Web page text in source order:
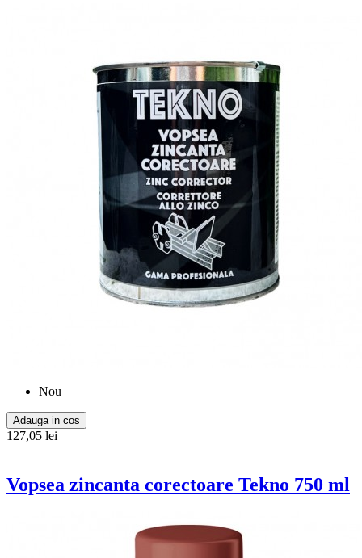
Nou
Adauga in cos
127,05 lei
Vopsea zincanta corectoare Tekno 750 ml